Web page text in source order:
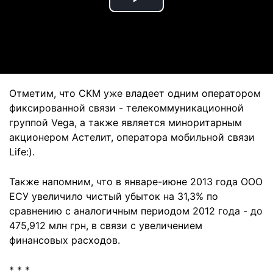
Play
Отметим, что СКМ уже владеет одним оператором
фиксированной связи - телекоммуникационной
группой Vega, а также является миноритарным
акционером Астелит, оператора мобильной связи
Life:).
Также напомним, что в январе-июне 2013 года ООО
ЕСУ увеличило чистый убыток на 31,3% по
сравнению с аналогичным периодом 2012 года - до
475,912 млн грн, в связи с увеличением
финансовых расходов.
* * *